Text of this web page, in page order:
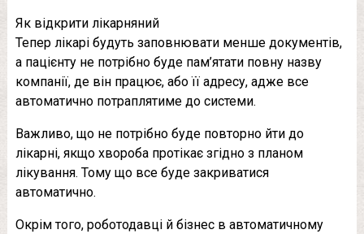
Як відкрити лікарняний
Тепер лікарі будуть заповнювати менше документів,
а пацієнту не потрібно буде пам’ятати повну назву
компанії, де він працює, або її адресу, адже все
автоматично потраплятиме до системи.
Важливо, що не потрібно буде повторно йти до
лікарні, якщо хвороба протікає згідно з планом
лікування. Тому що все буде закриватися
автоматично.
Окрім того, роботодавці й бізнес в автоматичному